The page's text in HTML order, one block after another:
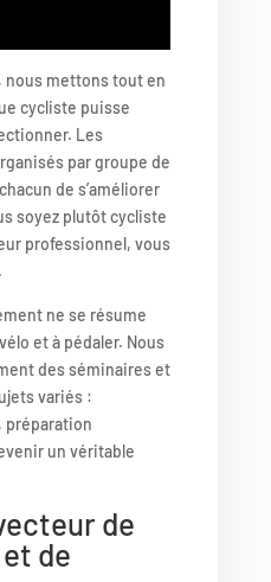
nous mettons tout en
cycliste puisse
Les
par groupe de
de s’améliorer
soyez plutôt cycliste
professionnel, vous
ne se résume
et à pédaler. Nous
des séminaires et
variés :
préparation
un véritable
de
de